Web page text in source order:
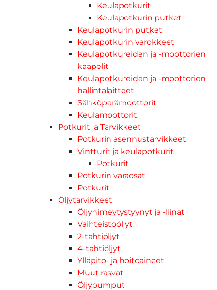
Keulapotkurit
Keulapotkurin putket
Keulapotkurin putket
Keulapotkurin varokkeet
Keulapotkureiden ja -moottorien
kaapelit
Keulapotkureiden ja -moottorien
hallintalaitteet
Sähköperämoottorit
Keulamoottorit
Potkurit ja Tarvikkeet
Potkurin asennustarvikkeet
Vintturit ja keulapotkurit
Potkurit
Potkurin varaosat
Potkurit
Öljytarvikkeet
Öljynimeytystyynyt ja -liinat
Vaihteistoöljyt
2-tahtiöljyt
4-tahtiöljyt
Ylläpito- ja hoitoaineet
Muut rasvat
Öljypumput